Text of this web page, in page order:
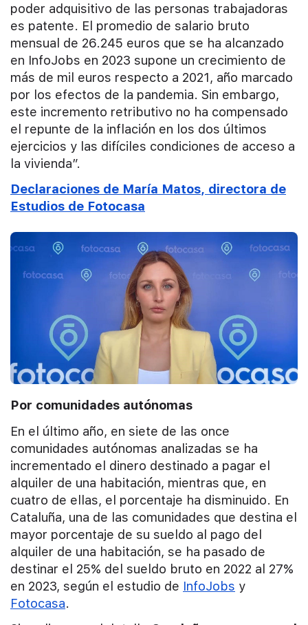
poder adquisitivo de las personas trabajadoras
es patente. El promedio de salario bruto
mensual de 26.245 euros que se ha alcanzado
en InfoJobs en 2023 supone un crecimiento de
más de mil euros respecto a 2021, año marcado
por los efectos de la pandemia. Sin embargo,
este incremento retributivo no ha compensado
el repunte de la inflación en los dos últimos
ejercicios y las difíciles condiciones de acceso a
la vivienda”.
Declaraciones de María Matos, directora de
Estudios de Fotocasa
Por comunidades autónomas
En el último año, en siete de las once
comunidades autónomas analizadas se ha
incrementado el dinero destinado a pagar el
alquiler de una habitación, mientras que, en
cuatro de ellas, el porcentaje ha disminuido. En
Cataluña, una de las comunidades que destina el
mayor porcentaje de su sueldo al pago del
alquiler de una habitación, se ha pasado de
destinar el 25% del sueldo bruto en 2022 al 27%
en 2023, según el estudio de InfoJobs y
Fotocasa.